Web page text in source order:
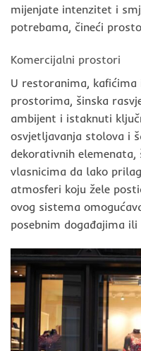
mijenjate intenzitet i
potrebama, čineći
Komercijalni prostori
U restoranima,
prostorima, šinska
ambijent i istaknuti
osvjetljavanja stolova i
dekorativnih
vlasnicima da lako
atmosferi koju žele
ovog sistema
posebnim događajima